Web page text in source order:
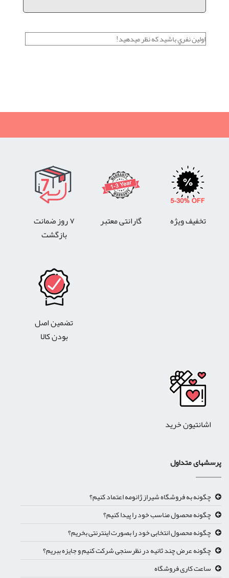
اولين نفري باشيد كه نظر ميدهيد!
تخفیف ویژه گارانتی معتبر
۷ روز ضمانت
بازگشت
تضمین اصل
بودن کالا
اشانتیون خرید
پرسشهای متداول
چگونه به فروشگاه شیراز ژانومه اعتماد کنیم؟
چگونه محصول مناسب خود را پیدا کنیم؟
چگونه محصول انتخابی خود را بصورت اینترنتی بخریم؟
چگونه عرض چند ثانیه در نظرسنجی شرکت کنیم و جایزه ببریم؟
ساعت کاری فروشگاه